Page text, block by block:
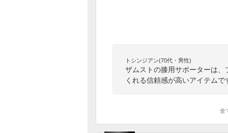
トシンジアン(70代・男性)
ザムストの膝用サポーターは
くれる信頼感が高いアイテムで
全